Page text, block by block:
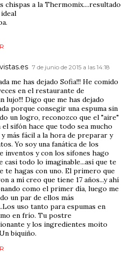
chispas a la Thermomix....resultado
7 de junio de 2015 a las 14:18
me has dejado Sofia!!! He comido
en el restaurante de
lujo!!! Digo que me has dejado
porque consegir una espuma sin
un logro, reconozco que el "aire"
sifón hace que todo sea mucho
más fácil a la hora de preparar y
Yo soy una fanática de los
inventos y con los sifones hago
casi todo lo imaginable...así que te
te hagas con uno. El primero que
a mí creo que tiene 17 años...y ahí
como el primer día, luego me
un par de ellos más
uso tanto para espumas en
en frío. Tu postre
y los ingredientes moito
biquiño.